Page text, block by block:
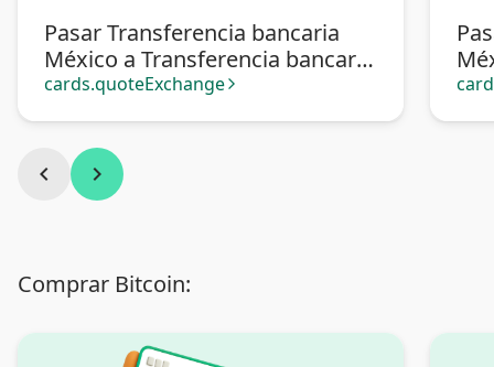
Pasar Transferencia bancaria
México a Transferencia bancaria
Argentina
cards.quoteExchange arrow_forward_ios
chevron_left chevron_right
Comprar Bitcoin: